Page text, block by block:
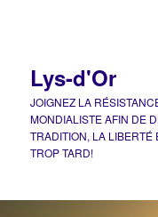
Lys-d'Or
JOIGNEZ LA
MONDIALISTE AFIN DE
TRADITION, LA
TROP TARD!